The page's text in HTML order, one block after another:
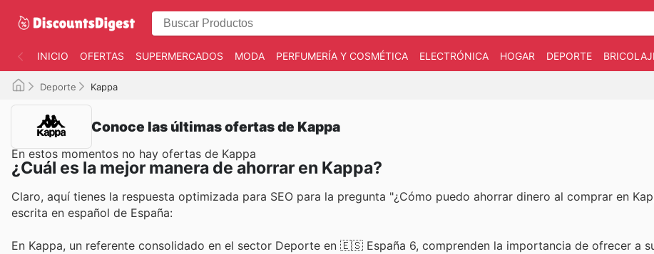
INICIO OFERTAS SUPERMERCADOS MODA PERFUMERÍA Y COSMÉTICA ELECTRÓNICA HOGAR DEPORTE
Deporte Kappa
Conoce las últimas ofertas de Kappa
En estos momentos no hay ofertas de Kappa
¿Cuál es la mejor manera de ahorrar en Kappa?
Claro, aquí tienes la respuesta optimizada para SEO para la pregunta "¿Cómo puedo ahorrar dinero al comprar en
escrita en español de España:
En Kappa, un referente consolidado en el sector Deporte en 🇪🇸 España 6, comprenden la importancia de ofrecer a